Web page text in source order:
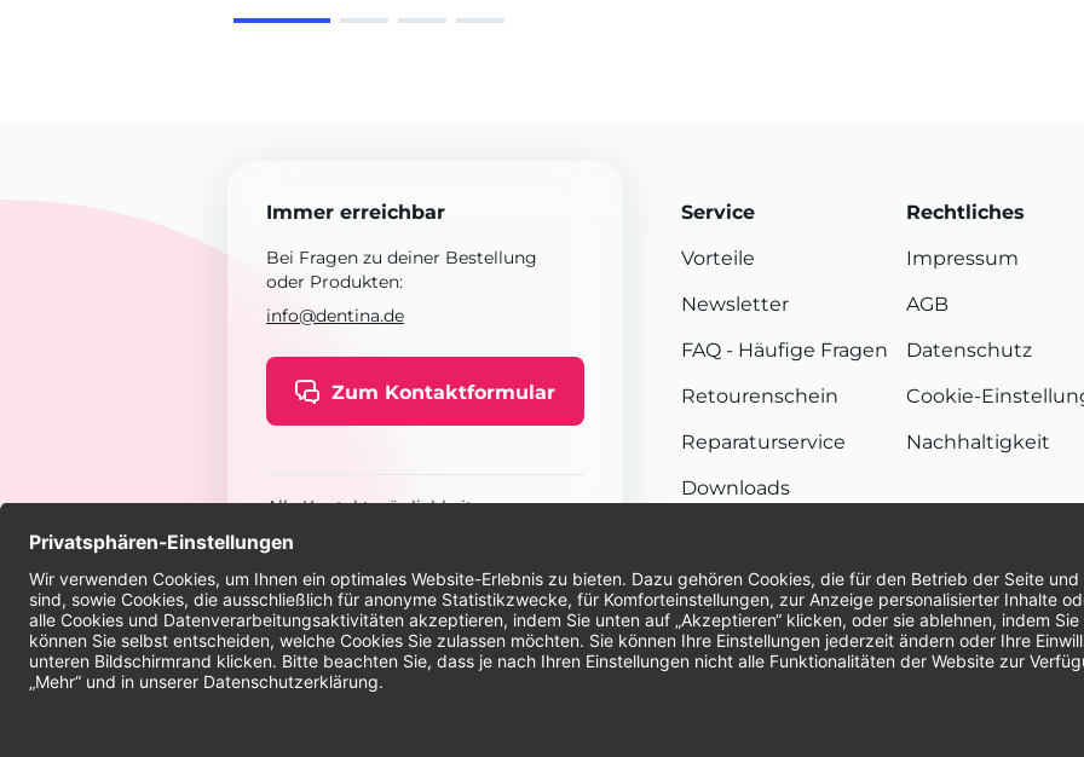
Immer erreichbar
Bei Fragen zu deiner Bestellung
oder Produkten:
info@dentina.de
Zum Kontaktformular
Alle Kontaktmöglichkeiten
Service
Vorteile
Newsletter
FAQ - Häufige Fragen
Retourenschein
Reparaturservice
Downloads
Rechtliches
Impressum
AGB
Datenschutz
Cookie-
Nachhaltigkeit